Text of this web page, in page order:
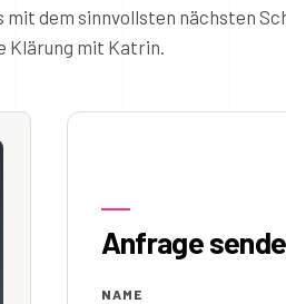
mit dem sinnvollsten nächsten
Klärung mit Katrin.
Anfrage
NAME